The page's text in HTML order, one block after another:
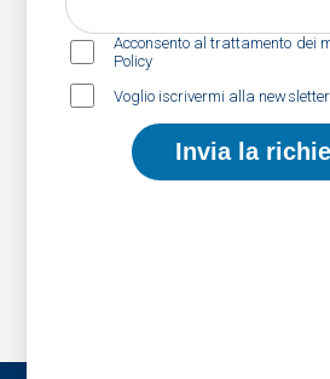
Acconsento al trattamento dei
Policy
Voglio iscrivermi alla
Invia la